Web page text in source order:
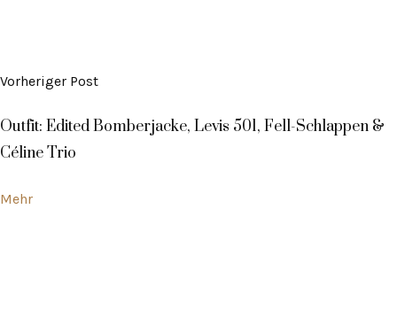
Vorheriger Post
Outfit: Edited Bomberjacke, Levis 501, Fell-Schlappen &
Céline Trio
Mehr